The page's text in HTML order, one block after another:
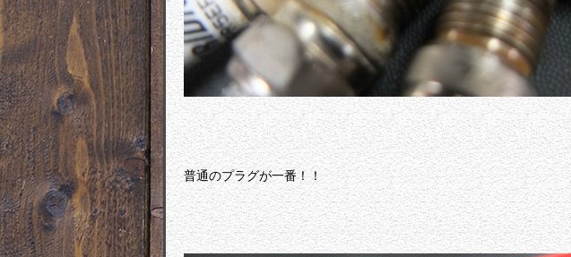
普通のプラグが一番！！